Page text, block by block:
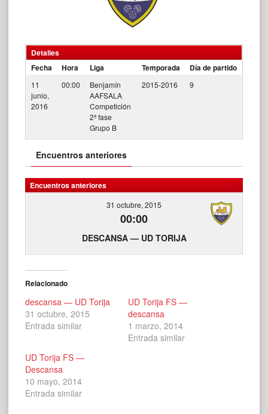
Detalles
Fecha
Hora Liga Temporada Día de partido
11
junio,
2016
00:00
Benjamín
AAFSALA
Competición
2ª fase
Grupo B
2015-2016 9
Encuentros anteriores
Encuentros anteriores
31 octubre, 2015
00:00
DESCANSA — UD TORIJA
Relacionado
descansa — UD Torija
31 octubre, 2015
Entrada similar
UD Torija FS —
descansa
1 marzo, 2014
Entrada similar
UD Torija FS —
Descansa
10 mayo, 2014
Entrada similar